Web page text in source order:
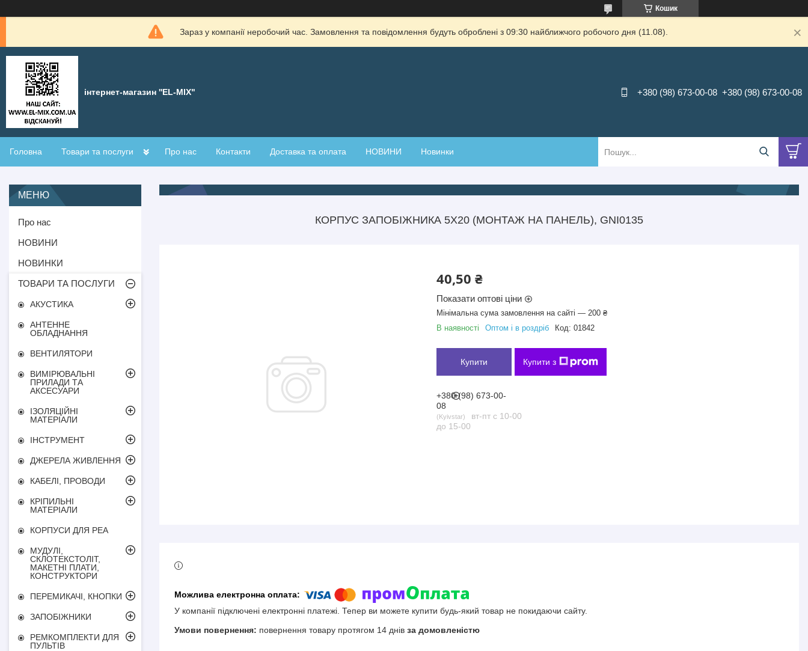
Кошик
Зараз у компанії неробочий час. Замовлення та повідомлення будуть оброблені з 09:30 найближчого робочого дня (11.08).
інтернет-магазин ''EL-MIX" +380 (98) 673-00-08 +380 (98) 673-00-08
Головна Товари та послуги Про нас Контакти Доставка та оплата НОВИНИ Новинки
КОРПУС ЗАПОБІЖНИКА 5Х20 (МОНТАЖ НА ПАНЕЛЬ), GNI0135
40,50 ₴
Показати оптові ціни
Мінімальна сума замовлення на сайті — 200 ₴
В наявності
Оптом і в роздріб Код: 01842
Купити Купити з
+380 (98) 673-00-
08
Kyivstar
вт-пт с 10-00
до 15-00
У компанії підключені електронні платежі. Тепер ви можете купити будь-який товар не покидаючи сайту.
повернення товару протягом 14 днів за домовленістю
Про нас
НОВИНИ
НОВИНКИ
ТОВАРИ ТА ПОСЛУГИ
АКУСТИКА
АНТЕННЕ
ОБЛАДНАННЯ
ВЕНТИЛЯТОРИ
ВИМІРЮВАЛЬНІ
ПРИЛАДИ ТА
АКСЕСУАРИ
ІЗОЛЯЦІЙНІ
МАТЕРІАЛИ
ІНСТРУМЕНТ
ДЖЕРЕЛА ЖИВЛЕННЯ
КАБЕЛІ, ПРОВОДИ
КРІПИЛЬНІ
МАТЕРІАЛИ
КОРПУСИ ДЛЯ РЕА
МУДУЛІ,
СКЛОТЕКСТОЛІТ,
МАКЕТНІ ПЛАТИ,
КОНСТРУКТОРИ
ПЕРЕМИКАЧІ, КНОПКИ
ЗАПОБІЖНИКИ
РЕМКОМПЛЕКТИ ДЛЯ
ПУЛЬТІВ